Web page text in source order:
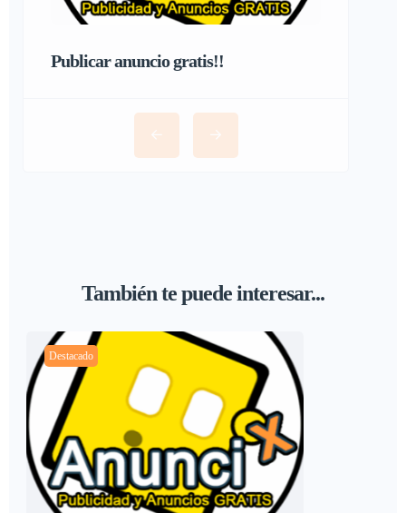
Publicar anuncio gratis!!
También te puede interesar...
Destacado